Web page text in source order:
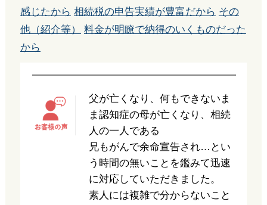
感じたから 相続税の申告実績が豊富だから その
他（紹介等）
料金が明瞭で納得のいくものだった
から
父が亡くなり、何もできないま
ま認知症の母が亡くなり、相続
人の一人である
兄もがんで余命宣告され…とい
う時間の無いことを鑑みて迅速
に対応していただきました。
素人には複雑で分からないこと